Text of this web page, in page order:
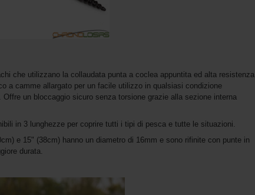
che utilizzano la collaudata punta a coclea appuntita ed alta resistenza
a camme allargato per un facile utilizzo in qualsiasi condizione
Offre un bloccaggio sicuro senza torsione grazie alla sezione interna
in 3 lunghezze per coprire tutti i tipi di pesca e tutte le situazioni.
e 15" (38cm) hanno un diametro di 16mm e sono rifinite con punte in
durata.